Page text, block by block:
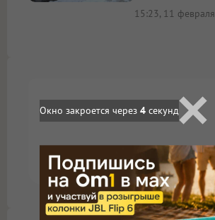
15:23, 11 февраля
Окно закроется через 3 секунд